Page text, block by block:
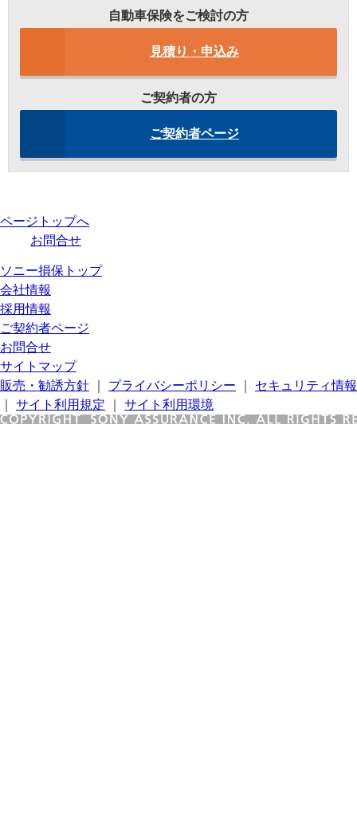
自動車保険をご検討の方
見積り・申込み
ご契約者の方
ご契約者ページ
ページトップへ
お問合せ
ソニー損保トップ
会社情報
採用情報
ご契約者ページ
お問合せ
サイトマップ
販売・勧誘方針
プライバシーポリシー
セキュリティ情報
サイト利用規定 サイト利用環境